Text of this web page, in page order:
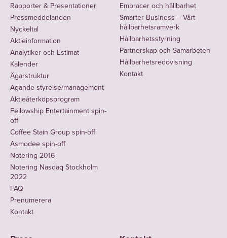
Rapporter & Presentationer
Pressmeddelanden
Nyckeltal
Aktieinformation
Analytiker och Estimat
Kalender
Ägarstruktur
Ägande styrelse/management
Aktieåterköpsprogram
Fellowship Entertainment spin-
off
Coffee Stain Group spin-off
Asmodee spin-off
Notering 2016
Notering Nasdaq Stockholm
2022
FAQ
Prenumerera
Kontakt
Embracer och hållbarhet
Smarter Business – Vårt
hållbarhetsramverk
Hållbarhetsstyrning
Partnerskap och Samarbeten
Hållbarhetsredovisning
Kontakt